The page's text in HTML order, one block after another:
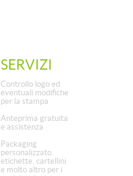
SERVIZI
Controllo logo ed
eventuali modifiche
per la stampa
Anteprima gratuita
e assistenza
Packaging
personalizzato,
etichette, cartellini
e molto altro per i